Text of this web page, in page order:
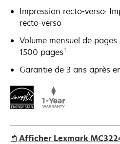
Impression recto-verso:
recto-verso
Volume mensuel de
1500 pages†
Garantie de 3 ans après
Afficher Lexmark